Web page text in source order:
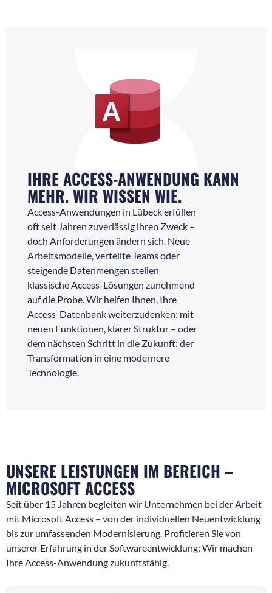
IHRE ACCESS-ANWENDUNG KANN
MEHR. WIR WISSEN WIE.
Access-Anwendungen in Lübeck erfüllen
oft seit Jahren zuverlässig ihren Zweck –
doch Anforderungen ändern sich. Neue
Arbeitsmodelle, verteilte Teams oder
steigende Datenmengen stellen
klassische Access-Lösungen zunehmend
auf die Probe. Wir helfen Ihnen, Ihre
Access-Datenbank weiterzudenken: mit
neuen Funktionen, klarer Struktur – oder
dem nächsten Schritt in die Zukunft: der
Transformation in eine modernere
Technologie.
UNSERE LEISTUNGEN IM BEREICH –
MICROSOFT ACCESS
Seit über 15 Jahren begleiten wir Unternehmen bei der Arbeit
mit Microsoft Access – von der individuellen Neuentwicklung
bis zur umfassenden Modernisierung. Profitieren Sie von
unserer Erfahrung in der Softwareentwicklung: Wir machen
Ihre Access-Anwendung zukunftsfähig.